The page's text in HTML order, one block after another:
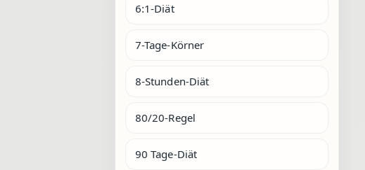
6:1-Diät
7-Tage-Körner
8-Stunden-Diät
80/20-Regel
90 Tage-Diät